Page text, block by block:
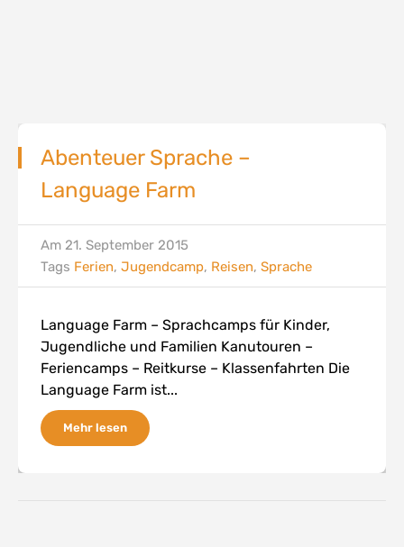
Abenteuer Sprache –
Language Farm
Am 21. September 2015
Tags Ferien, Jugendcamp, Reisen, Sprache
Language Farm – Sprachcamps für Kinder,
Jugendliche und Familien Kanutouren –
Feriencamps – Reitkurse – Klassenfahrten Die
Language Farm ist...
Mehr lesen